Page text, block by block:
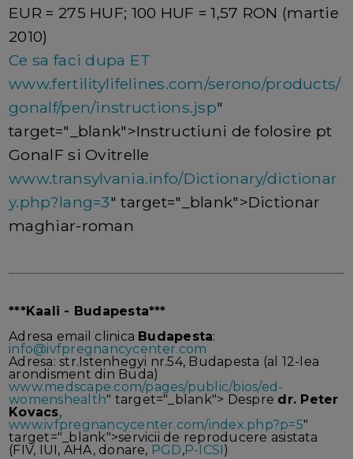
EUR = 275 HUF; 100 HUF = 1,57 RON (martie
2010)
Ce sa faci dupa ET
www.fertilitylifelines.com/serono/products/
gonalf/pen/instructions.jsp"
target="_blank">Instructiuni de folosire pt
GonalF si Ovitrelle
www.transylvania.info/Dictionary/dictionar
y.php?lang=3" target="_blank">Dictionar
maghiar-roman
***Kaali - Budapesta***
Adresa email clinica Budapesta:
info@ivfpregnancycenter.com
Adresa: str.Istenhegyi nr.54, Budapesta (al 12-lea
arondisment din Buda)
www.medscape.com/pages/public/bios/ed-
womenshealth" target="_blank"> Despre dr. Peter
Kovacs,
www.ivfpregnancycenter.com/index.php?p=5"
target="_blank">servicii de reproducere asistata
(FIV, IUI, AHA, donare, PGD,P-ICSI)